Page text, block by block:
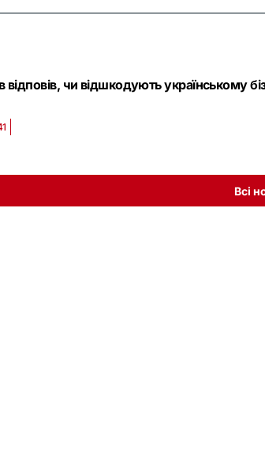
відповів, чи відшкодують українському
Всі